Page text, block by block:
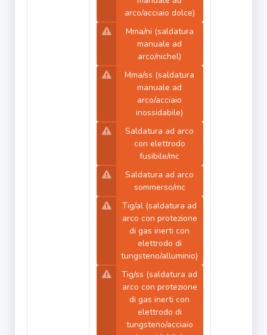
arco/acciaio dolce)
Mma/ni (saldatura
manuale ad
arco/nichel)
Mma/ss (saldatura
manuale ad
arco/acciaio
inossidabile)
Saldatura ad arco
con elettrodo
fusibile/mc
Saldatura ad arco
sommerso/mc
Tig/al (saldatura ad
arco con protezione
di gas inerti con
elettrodo di
tungsteno/alluminio)
Tig/ss (saldatura ad
arco con protezione
di gas inerti con
elettrodo di
tungsteno/acciaio